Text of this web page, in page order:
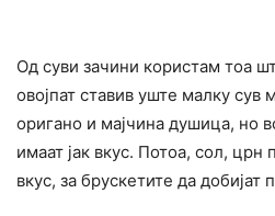
Од суви зачини користам тоа
овојпат ставив уште малку сув
оригано и мајчина душица, но
имаат јак вкус. Потоа, сол,
вкус, за брускетите да добијат